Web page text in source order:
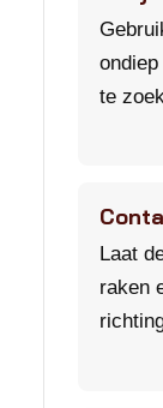
te
Laat
raken